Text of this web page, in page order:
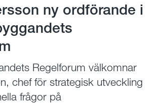
ny ordförande i
Regelforum välkomnar
chef för strategisk utveckling
frågor på